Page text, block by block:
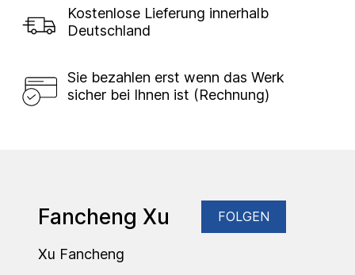
Kostenlose Lieferung innerhalb
Deutschland
Sie bezahlen erst wenn das Werk
sicher bei Ihnen ist (Rechnung)
Fancheng Xu FOLGEN
Xu Fancheng